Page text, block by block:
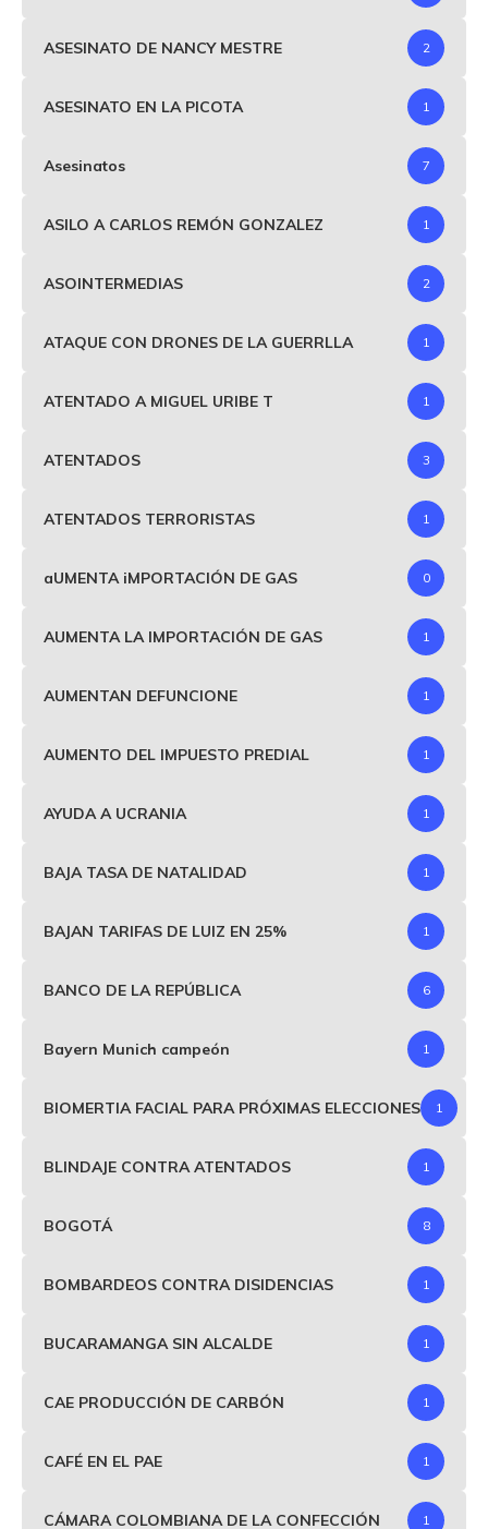
ASESINATO DE NANCY MESTRE 2
ASESINATO EN LA PICOTA 1
Asesinatos 7
ASILO A CARLOS REMÓN GONZALEZ 1
ASOINTERMEDIAS 2
ATAQUE CON DRONES DE LA GUERRLLA 1
ATENTADO A MIGUEL URIBE T 1
ATENTADOS 3
ATENTADOS TERRORISTAS 1
aUMENTA iMPORTACIÓN DE GAS 0
AUMENTA LA IMPORTACIÓN DE GAS 1
AUMENTAN DEFUNCIONE 1
AUMENTO DEL IMPUESTO PREDIAL 1
AYUDA A UCRANIA 1
BAJA TASA DE NATALIDAD 1
BAJAN TARIFAS DE LUIZ EN 25% 1
BANCO DE LA REPÚBLICA 6
Bayern Munich campeón 1
BIOMERTIA FACIAL PARA PRÓXIMAS ELECCIONES 1
BLINDAJE CONTRA ATENTADOS 1
BOGOTÁ 8
BOMBARDEOS CONTRA DISIDENCIAS 1
BUCARAMANGA SIN ALCALDE 1
CAE PRODUCCIÓN DE CARBÓN 1
CAFÉ EN EL PAE 1
CÁMARA COLOMBIANA DE LA CONFECCIÓN 1